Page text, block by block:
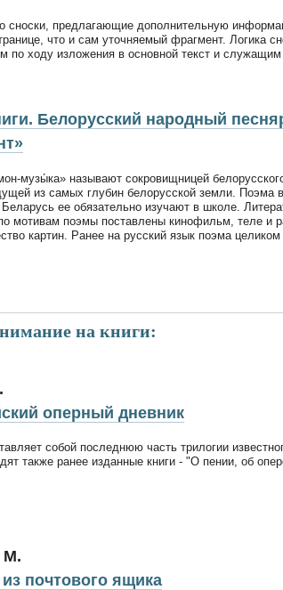
сноски, предлагающие дополнительную
что и сам уточняемый фрагмент. Логика
по ходу изложения в основной текст и
Белорусский народный
музы́ка» называют сокровищницей
из самых глубин белорусской земли. Поэма
Беларусь ее обязательно изучают в школе.
мотивам поэмы поставлены кинофильм, теле и
картин. Ранее на русский язык поэма
на книги:
оперный дневник
собой последнюю часть трилогии
также ранее изданные книги - "О пении, об
М.
почтового ящика